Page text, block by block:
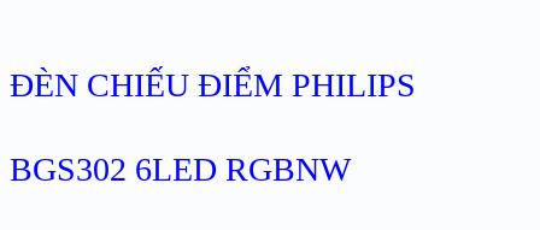
ĐÈN CHIẾU ĐIỂM PHILIPS
BGS302 6LED RGBNW